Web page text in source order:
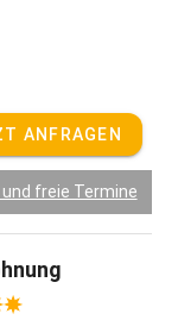
ANFRAGEN
und freie Termine